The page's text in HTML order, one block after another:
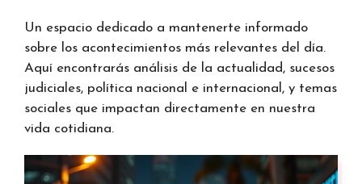
Un espacio dedicado a mantenerte informado
sobre los acontecimientos más relevantes del día.
Aquí encontrarás análisis de la actualidad, sucesos
judiciales, política nacional e internacional, y temas
sociales que impactan directamente en nuestra
vida cotidiana.